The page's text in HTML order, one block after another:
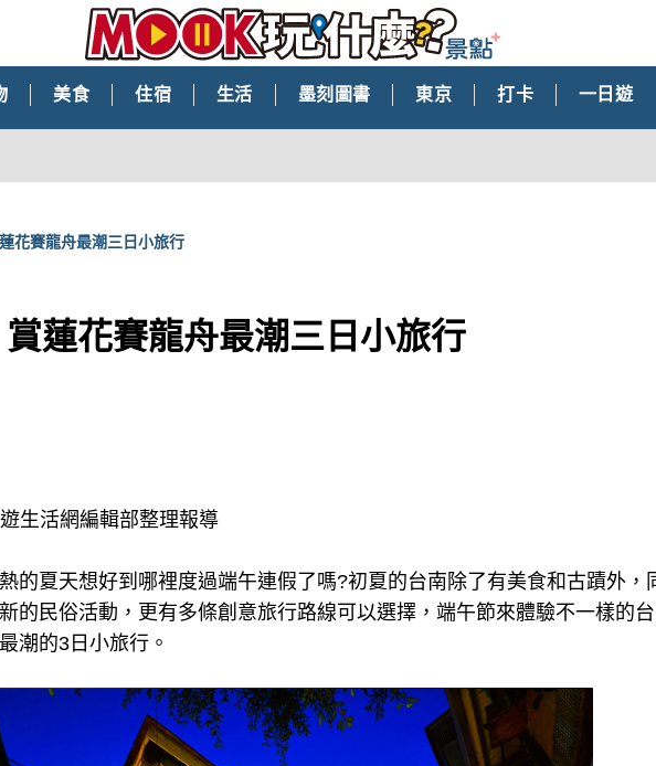
美食 住宿 生活 墨刻圖書 東京 打卡 一日遊
花賽龍舟最潮三日小旅行
蓮花賽龍舟最潮三日小旅行
生活網編輯部整理報導
的夏天想好到哪裡度過端午連假了嗎?初夏的台南除了有美食和古蹟外，
的民俗活動，更有多條創意旅行路線可以選擇，端午節來體驗不一樣的
潮的3日小旅行。